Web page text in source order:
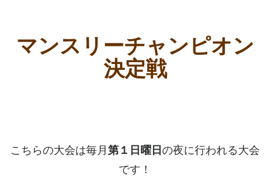
マンスリーチャンピオン
決定戦
こちらの大会は毎月第１日曜日の夜に行われる大会
です！